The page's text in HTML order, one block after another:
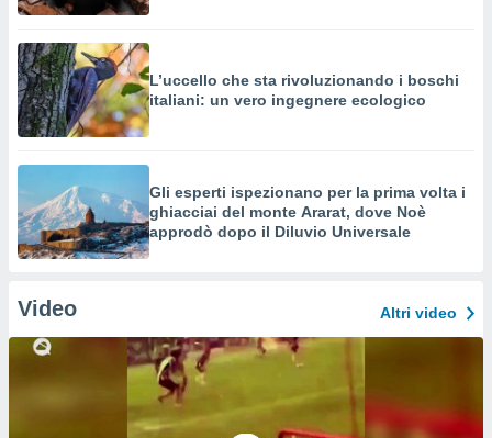
L’uccello che sta rivoluzionando i boschi
italiani: un vero ingegnere ecologico
Gli esperti ispezionano per la prima volta i
ghiacciai del monte Ararat, dove Noè
approdò dopo il Diluvio Universale
Video Altri video